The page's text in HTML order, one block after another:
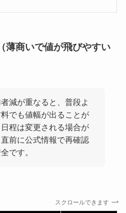
薄商いで値が飛びやすい
減が重なると、普段よ
でも値幅が出ることが
程は変更される場合が
前に公式情報で再確認
です。
スクロールできます